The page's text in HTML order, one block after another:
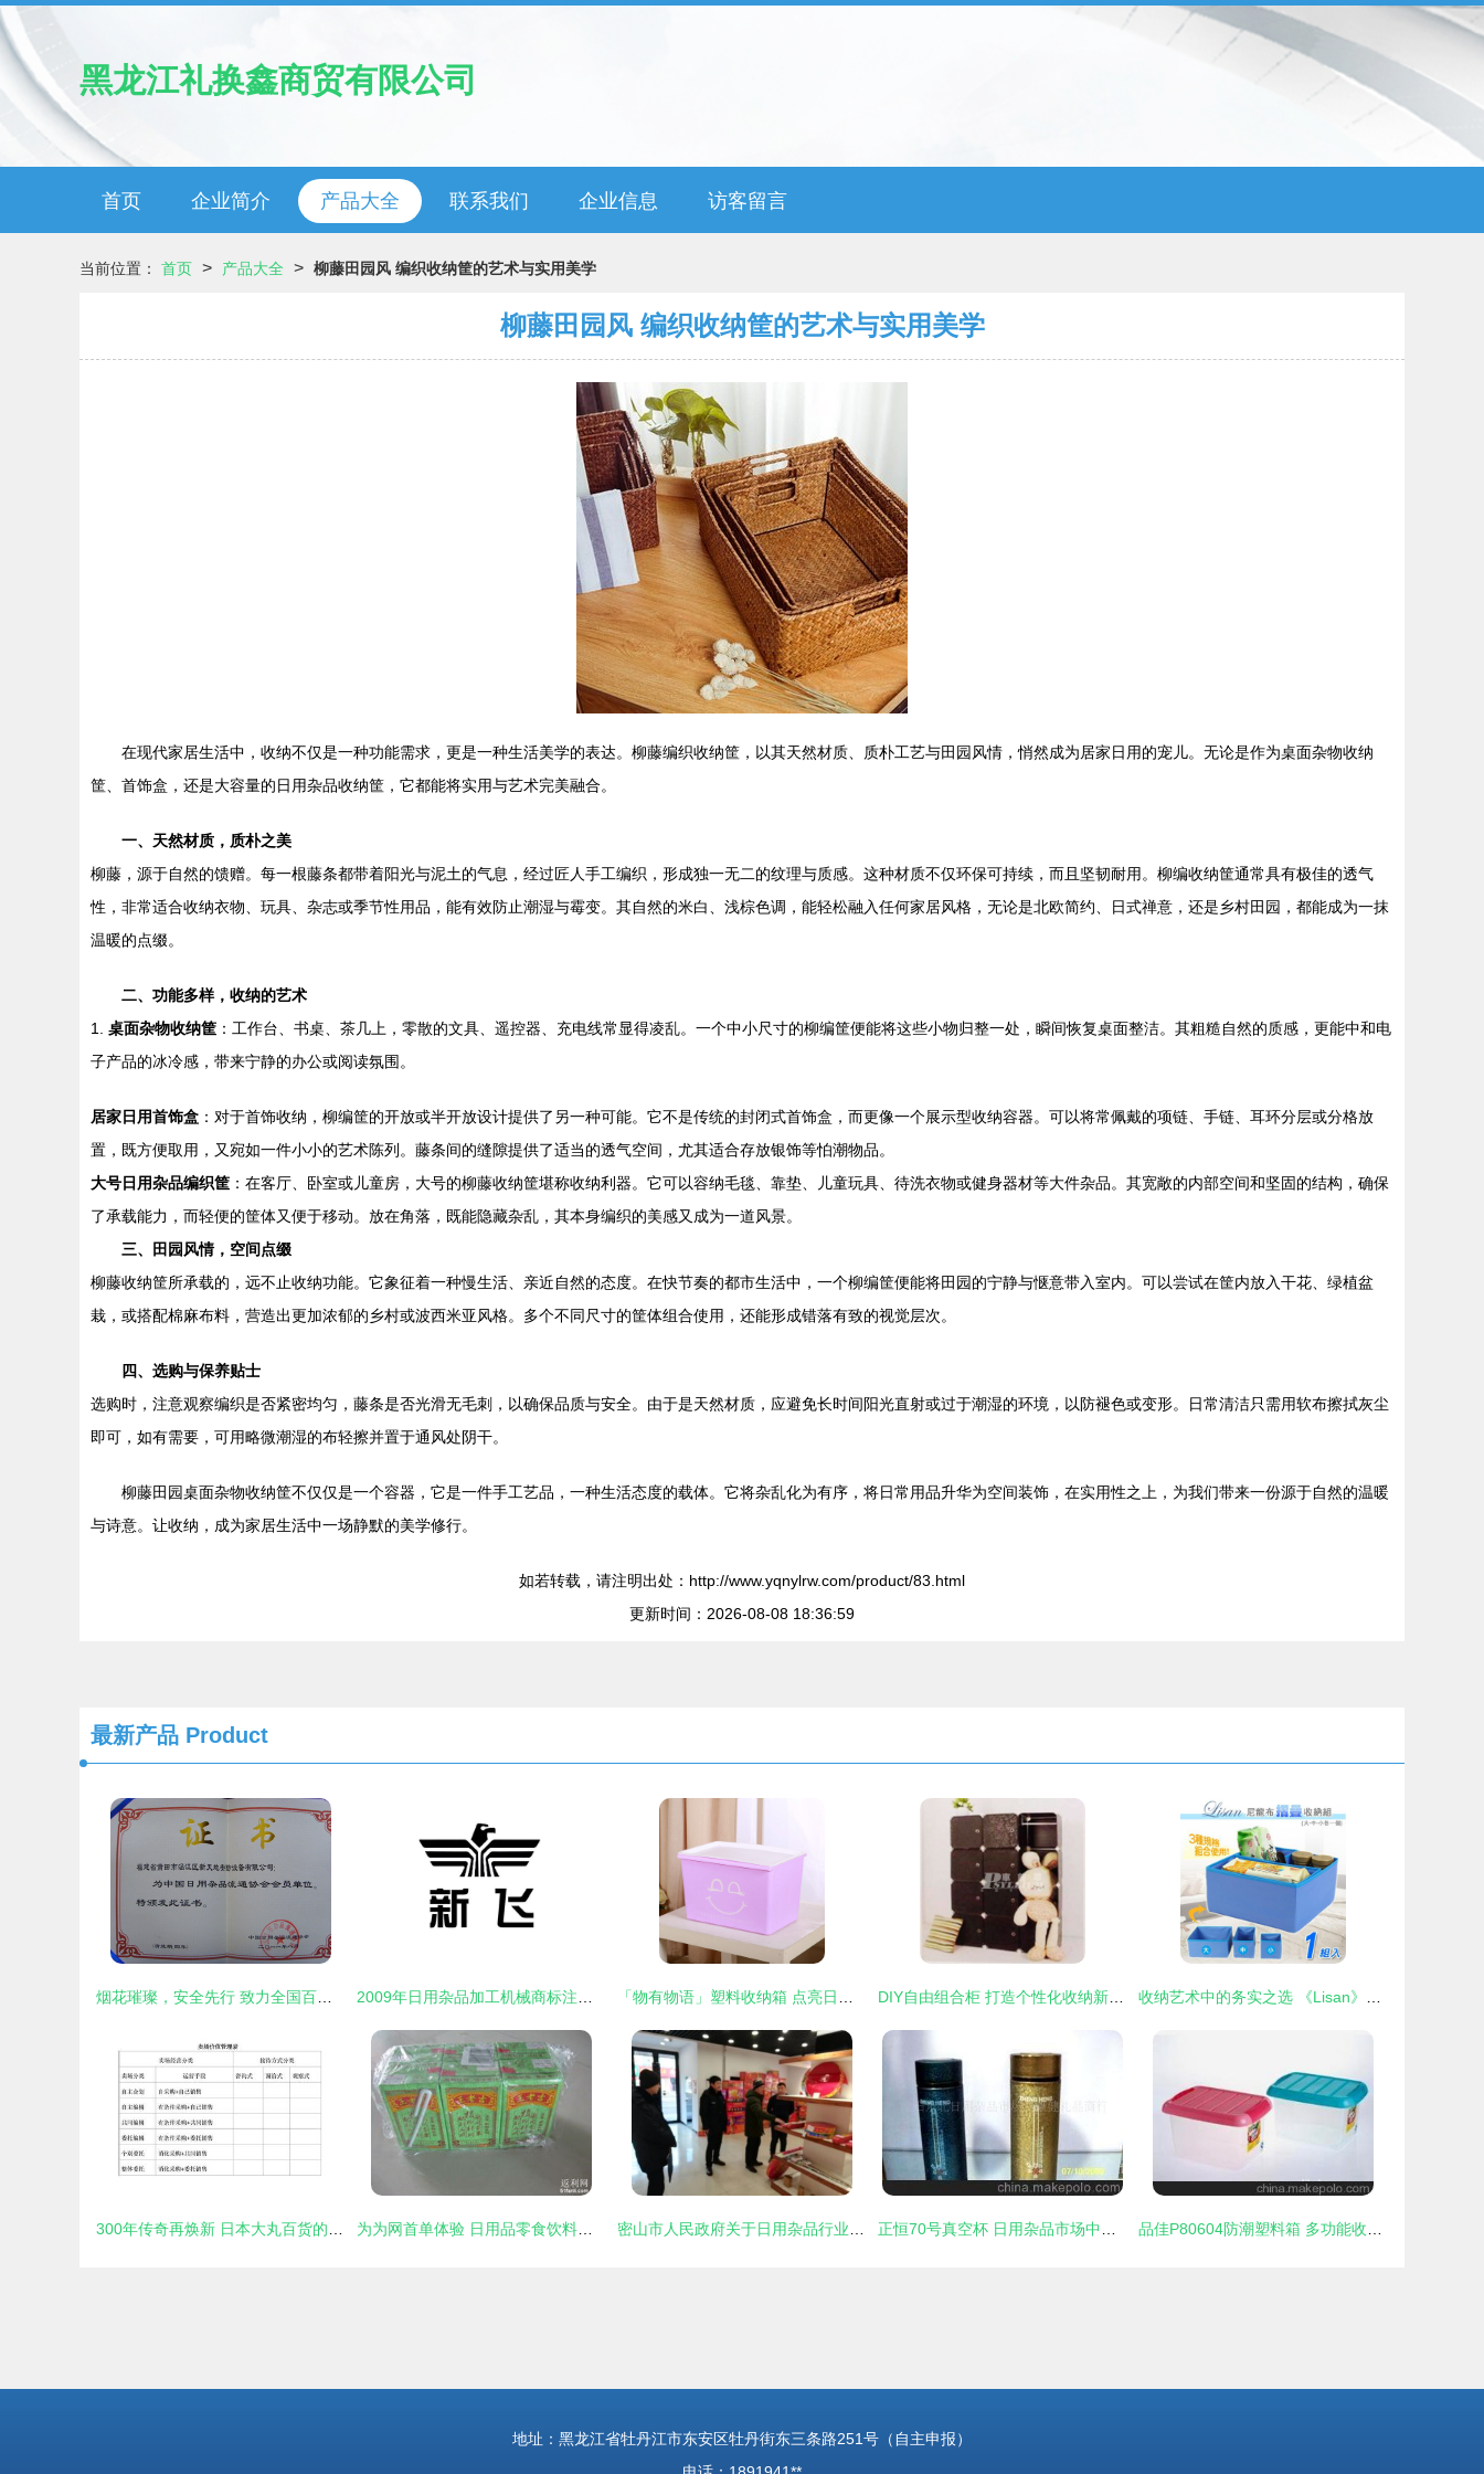
黑龙江礼换鑫商贸有限公司
首页 企业简介 产品大全 联系我们 企业信息 访客留言
当前位置： 首页 > 产品大全 > 柳藤田园风 编织收纳筐的艺术与实用美学
柳藤田园风 编织收纳筐的艺术与实用美学
在现代家居生活中，收纳不仅是一种功能需求，更是一种生活美学的表达。柳藤编织收纳筐，以其天然材质、质朴工艺与田园风情，悄然成为居家日用的宠儿。无论是作为桌面杂物收纳
筐、首饰盒，还是大容量的日用杂品收纳筐，它都能将实用与艺术完美融合。
一、天然材质，质朴之美
柳藤，源于自然的馈赠。每一根藤条都带着阳光与泥土的气息，经过匠人手工编织，形成独一无二的纹理与质感。这种材质不仅环保可持续，而且坚韧耐用。柳编收纳筐通常具有极佳的透气
性，非常适合收纳衣物、玩具、杂志或季节性用品，能有效防止潮湿与霉变。其自然的米白、浅棕色调，能轻松融入任何家居风格，无论是北欧简约、日式禅意，还是乡村田园，都能成为一抹
温暖的点缀。
二、功能多样，收纳的艺术
1. 桌面杂物收纳筐 ：工作台、书桌、茶几上，零散的文具、遥控器、充电线常显得凌乱。一个中小尺寸的柳编筐便能将这些小物归整一处，瞬间恢复桌面整洁。其粗糙自然的质感，更能中和电
子产品的冰冷感，带来宁静的办公或阅读氛围。
居家日用首饰盒 ：对于首饰收纳，柳编筐的开放或半开放设计提供了另一种可能。它不是传统的封闭式首饰盒，而更像一个展示型收纳容器。可以将常佩戴的项链、手链、耳环分层或分格放
置，既方便取用，又宛如一件小小的艺术陈列。藤条间的缝隙提供了适当的透气空间，尤其适合存放银饰等怕潮物品。
大号日用杂品编织筐 ：在客厅、卧室或儿童房，大号的柳藤收纳筐堪称收纳利器。它可以容纳毛毯、靠垫、儿童玩具、待洗衣物或健身器材等大件杂品。其宽敞的内部空间和坚固的结构，确保
了承载能力，而轻便的筐体又便于移动。放在角落，既能隐藏杂乱，其本身编织的美感又成为一道风景。
三、田园风情，空间点缀
柳藤收纳筐所承载的，远不止收纳功能。它象征着一种慢生活、亲近自然的态度。在快节奏的都市生活中，一个柳编筐便能将田园的宁静与惬意带入室内。可以尝试在筐内放入干花、绿植盆
栽，或搭配棉麻布料，营造出更加浓郁的乡村或波西米亚风格。多个不同尺寸的筐体组合使用，还能形成错落有致的视觉层次。
四、选购与保养贴士
选购时，注意观察编织是否紧密均匀，藤条是否光滑无毛刺，以确保品质与安全。由于是天然材质，应避免长时间阳光直射或过于潮湿的环境，以防褪色或变形。日常清洁只需用软布擦拭灰尘
即可，如有需要，可用略微潮湿的布轻擦并置于通风处阴干。
柳藤田园桌面杂物收纳筐不仅仅是一个容器，它是一件手工艺品，一种生活态度的载体。它将杂乱化为有序，将日常用品升华为空间装饰，在实用性之上，为我们带来一份源于自然的温暖
与诗意。让收纳，成为家居生活中一场静默的美学修行。
如若转载，请注明出处：http://www.yqnylrw.com/product/83.html
更新时间：2026-08-08 18:36:59
最新产品 Product
地址：黑龙江省牡丹江市东安区牡丹街东三条路251号（自主申报）